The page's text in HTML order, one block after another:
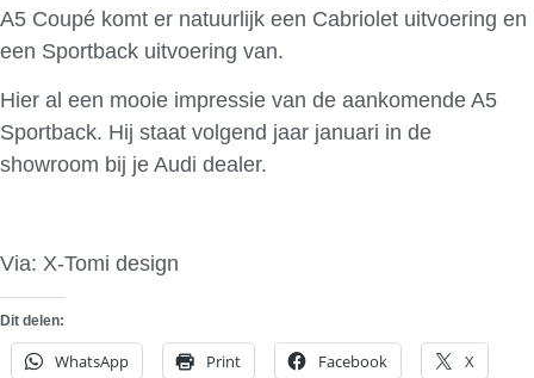
A5 Coupé komt er natuurlijk een Cabriolet uitvoering en
een Sportback uitvoering van.
Hier al een mooie impressie van de aankomende A5
Sportback. Hij staat volgend jaar januari in de
showroom bij je Audi dealer.
Via: X-Tomi design
Dit delen:
WhatsApp Print Facebook X